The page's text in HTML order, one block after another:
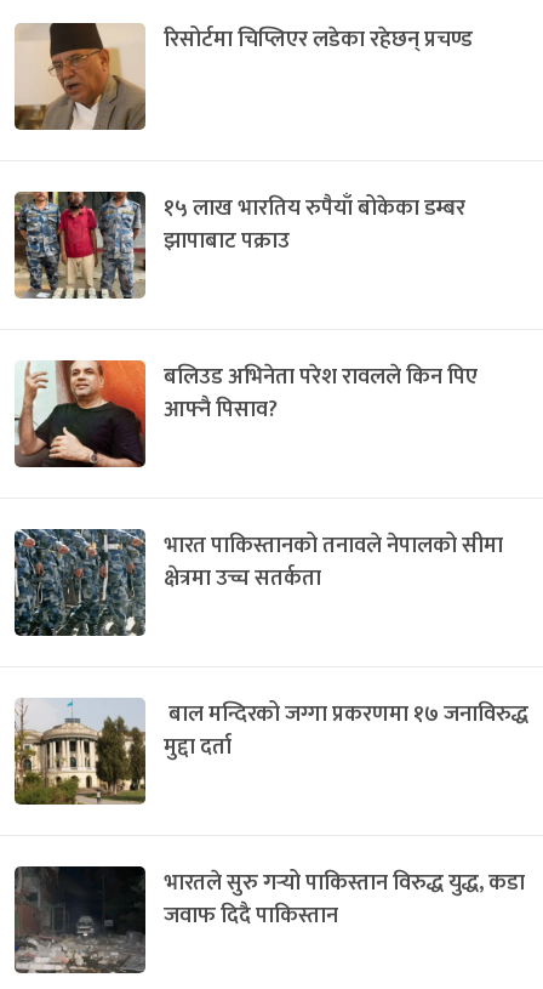
रिसोर्टमा चिप्लिएर लडेका रहेछन् प्रचण्ड
१५ लाख भारतिय रुपैयाँ बोकेका डम्बर
झापाबाट पक्राउ
बलिउड अभिनेता परेश रावलले किन पिए
आफ्नै पिसाव?
भारत पाकिस्तानको तनावले नेपालको सीमा
क्षेत्रमा उच्च सतर्कता
बाल मन्दिरको जग्गा प्रकरणमा १७ जनाविरुद्ध
मुद्दा दर्ता
भारतले सुरु गर्‍यो पाकिस्तान विरुद्ध युद्ध, कडा
जवाफ दिदै पाकिस्तान